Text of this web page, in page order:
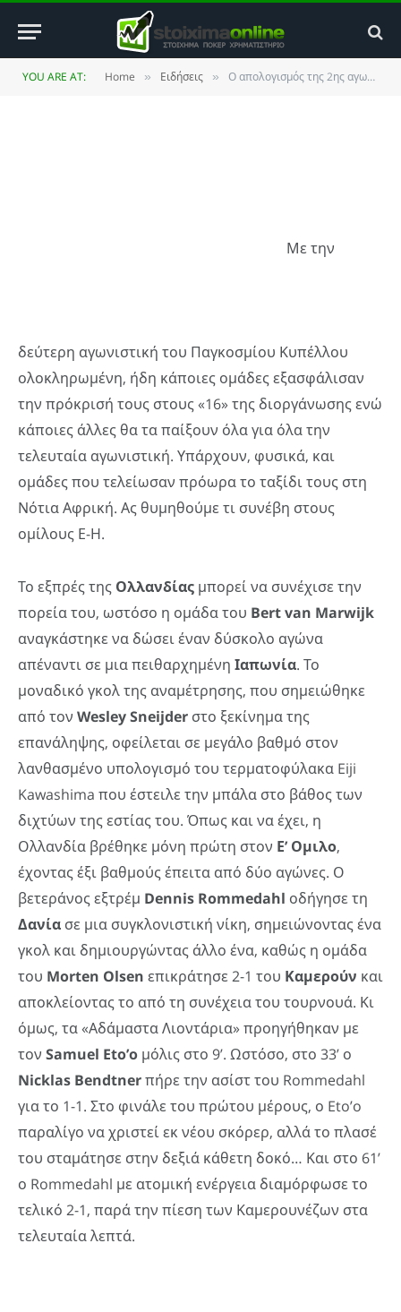
YOU ARE AT: Home » Ειδήσεις » Ο απολογισμός της 2ης αγωνιστικής (Β’ Μέρος)
αγωνιστικής (Β’ Μέρος)
BY ΚΏΣΤΑΣ ΒΡΟΥΛΉΣ 20 JUNE 2010 UPDATED: 27
NO COMMENTS 5 MINS READ
Με την
δεύτερη αγωνιστική του Παγκοσμίου Κυπέλλου
ολοκληρωμένη, ήδη κάποιες ομάδες εξασφάλισαν
την πρόκρισή τους στους «16» της διοργάνωσης ενώ
κάποιες άλλες θα τα παίξουν όλα για όλα την
τελευταία αγωνιστική. Υπάρχουν, φυσικά, και
ομάδες που τελείωσαν πρόωρα το ταξίδι τους στη
Νότια Αφρική. Ας θυμηθούμε τι συνέβη στους
ομίλους Ε-Η.
Το εξπρές της Ολλανδίας μπορεί να συνέχισε την
πορεία του, ωστόσο η ομάδα του Bertvan Marwijk
αναγκάστηκε να δώσει έναν δύσκολο αγώνα
απέναντι σε μια πειθαρχημένη Ιαπωνία. Το
μοναδικό γκολ της αναμέτρησης, που σημειώθηκε
από τον WesleySneijder στο ξεκίνημα της
επανάληψης, οφείλεται σε μεγάλο βαθμό στον
λανθασμένο υπολογισμό του τερματοφύλακα Eiji
Kawashima που έστειλε την μπάλα στο βάθος των
διχτύων της εστίας του. Όπως και να έχει, η
Ολλανδία βρέθηκε μόνη πρώτη στον Ε’ Ομιλο,
έχοντας έξι βαθμούς έπειτα από δύο αγώνες. Ο
βετεράνος εξτρέμ Dennis Rommedahl οδήγησε τη
Δανία σε μια συγκλονιστική νίκη, σημειώνοντας ένα
γκολ και δημιουργώντας άλλο ένα, καθώς η ομάδα
του Morten Olsen επικράτησε 2-1 του Καμερούν και
αποκλείοντας το από τη συνέχεια του τουρνουά. Κι
όμως, τα «Αδάμαστα Λιοντάρια» προηγήθηκαν με
τον Samuel Eto’o μόλις στο 9’. Ωστόσο, στο 33’ ο
Nicklas Bendtnerπήρε την ασίστ του Rommedahl
για το 1-1. Στο φινάλε του πρώτου μέρους, ο Eto’o
παραλίγο να χριστεί εκ νέου σκόρερ, αλλά το πλασέ
του σταμάτησε στην δεξιά κάθετη δοκό… Και στο 61’
ο Rommedahl με ατομική ενέργεια διαμόρφωσε το
τελικό 2-1, παρά την πίεση των Καμερουνέζων στα
τελευταία λεπτά.